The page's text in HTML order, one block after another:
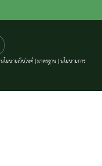
นโยบายเว็บไซต์|มาตรฐาน |นโยบายการ